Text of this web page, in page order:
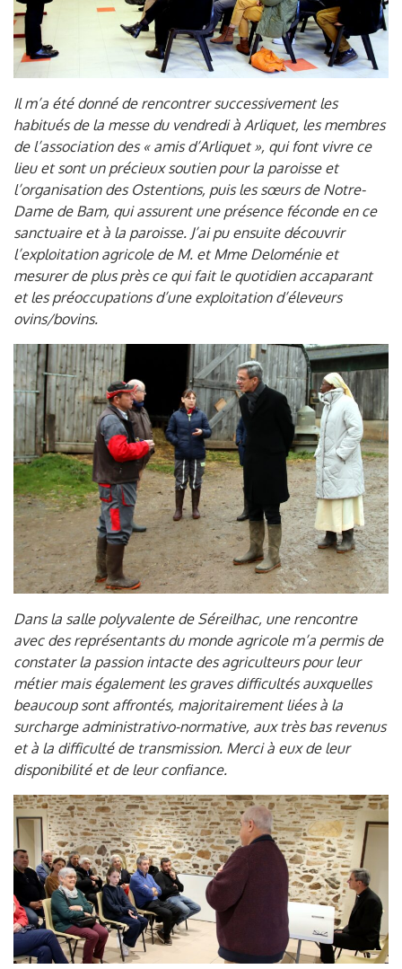
Il m’a été donné de rencontrer successivement les
habitués de la messe du vendredi à Arliquet, les membres
de l’association des « amis d’Arliquet », qui font vivre ce
lieu et sont un précieux soutien pour la paroisse et
l’organisation des Ostentions, puis les sœurs de Notre-
Dame de Bam, qui assurent une présence féconde en ce
sanctuaire et à la paroisse. J’ai pu ensuite découvrir
l’exploitation agricole de M. et Mme Deloménie et
mesurer de plus près ce qui fait le quotidien accaparant
et les préoccupations d’une exploitation d’éleveurs
ovins/bovins.
Dans la salle polyvalente de Séreilhac, une rencontre
avec des représentants du monde agricole m’a permis de
constater la passion intacte des agriculteurs pour leur
métier mais également les graves difficultés auxquelles
beaucoup sont affrontés, majoritairement liées à la
surcharge administrativo-normative, aux très bas revenus
et à la difficulté de transmission. Merci à eux de leur
disponibilité et de leur confiance.